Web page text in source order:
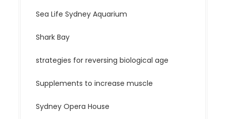
Sea Life Sydney Aquarium
Shark Bay
strategies for reversing biological age
Supplements to increase muscle
Sydney Opera House